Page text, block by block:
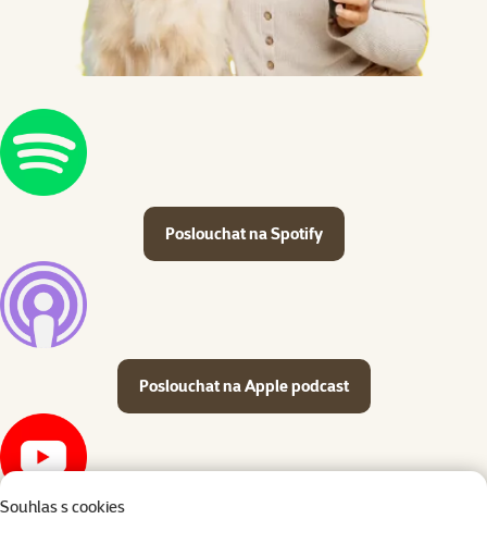
Souhlas s cookies
Poslouchat na Spotify
Poslouchat na Apple podcast